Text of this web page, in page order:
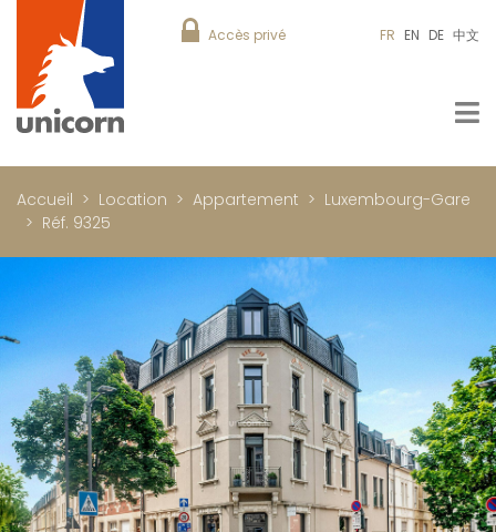
Accès privé FR EN DE 中文
Accueil Location Appartement
Luxembourg-Gare
Réf. 9325